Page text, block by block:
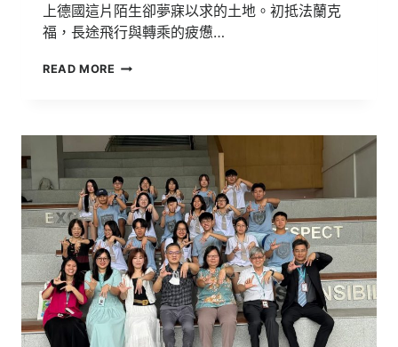
上德國這片陌生卻夢寐以求的土地。初抵法蘭克
福，長途飛行與轉乘的疲憊…
READ MORE 德
語
言
文
化
學
習
之
旅
|
跨
越
語
言